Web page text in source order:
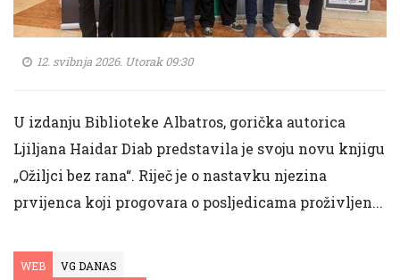
12. svibnja 2026. Utorak 09:30
U izdanju Biblioteke Albatros, gorička autorica
Ljiljana Haidar Diab predstavila je svoju novu knjigu
„Ožiljci bez rana“. Riječ je o nastavku njezina
prvijenca koji progovara o posljedicama proživljen...
WEB VG DANAS